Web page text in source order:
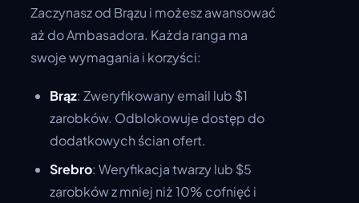
Zaczynasz od Brązu i możesz awansować
aż do Ambasadora. Każda ranga ma
swoje wymagania i korzyści:
Brąz: Zweryfikowany email lub $1
zarobków. Odblokowuje dostęp do
dodatkowych ścian ofert.
Srebro: Weryfikacja twarzy lub $5
zarobków z mniej niż 10% cofnięć i